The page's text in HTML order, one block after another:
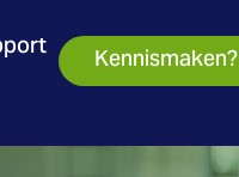
Kennismaken?